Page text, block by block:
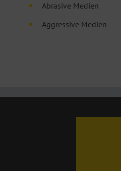
Abrasive Medien
Aggressive Medien